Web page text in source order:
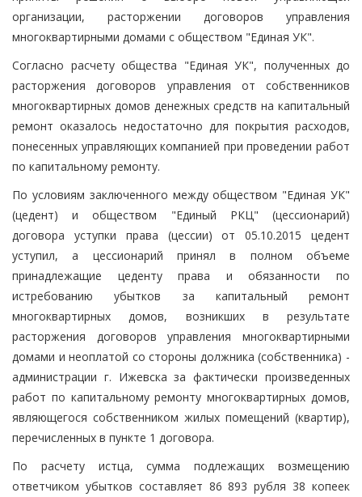
организации, расторжении договоров управления
многоквартирными домами с обществом "Единая УК".
Согласно расчету общества "Единая УК", полученных до
расторжения договоров управления от собственников
многоквартирных домов денежных средств на капитальный
ремонт оказалось недостаточно для покрытия расходов,
понесенных управляющих компанией при проведении работ
по капитальному ремонту.
По условиям заключенного между обществом "Единая УК"
(цедент) и обществом "Единый РКЦ" (цессионарий)
договора уступки права (цессии) от 05.10.2015 цедент
уступил, а цессионарий принял в полном объеме
принадлежащие цеденту права и обязанности по
истребованию убытков за капитальный ремонт
многоквартирных домов, возникших в результате
расторжения договоров управления многоквартирными
домами и неоплатой со стороны должника (собственника) -
администрации г. Ижевска за фактически произведенных
работ по капитальному ремонту многоквартирных домов,
являющегося собственником жилых помещений (квартир),
перечисленных в пункте 1 договора.
По расчету истца, сумма подлежащих возмещению
ответчиком убытков составляет 86 893 рубля 38 копеек